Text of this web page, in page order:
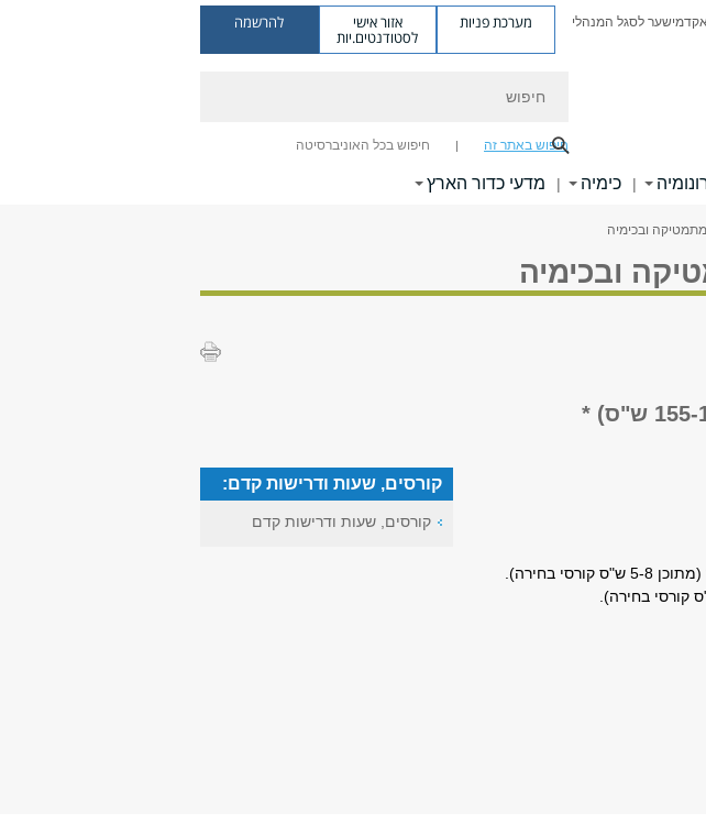
שער לסגל המנהלי מערכת פניות אזור אישי
לסטודנטים.יות
להרשמה
חיפוש באתר זה חיפוש בכל האוניברסיטה
| כימיה | מדעי כדור הארץ
ובכימיה
ובכימיה
קורסים, שעות ודרישות קדם:
קורסים, שעות ודרישות קדם